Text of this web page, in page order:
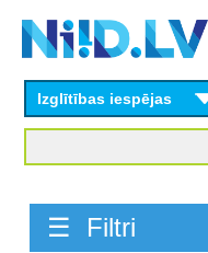
content
Izglītības iespējas
☰ Filtri